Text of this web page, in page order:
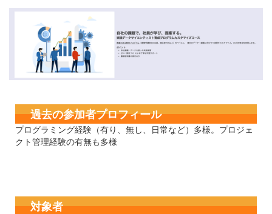
過去の参加者プロフィール
プログラミング経験（有り、無し、日常など）多様。プロジェ
クト管理経験の有無も多様
対象者